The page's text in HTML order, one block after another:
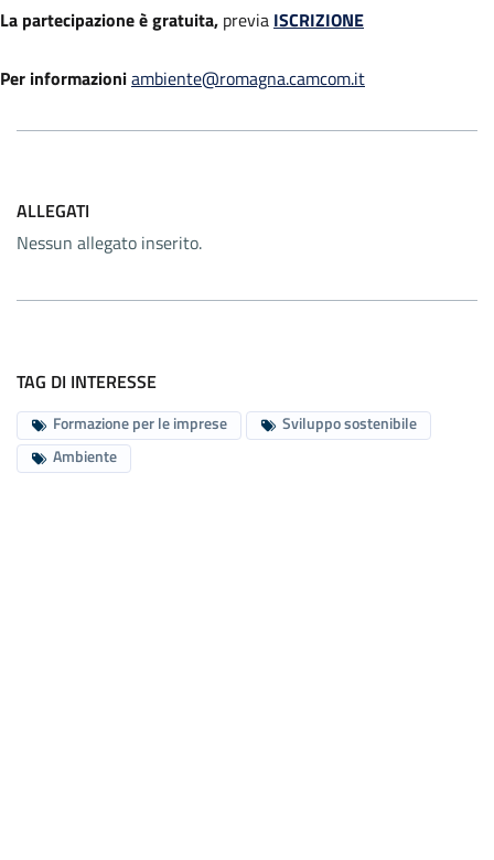
La partecipazione è gratuita, previa ISCRIZIONE
Per informazioniambiente@romagna.camcom.it
ALLEGATI
Nessun allegato inserito.
TAG DI INTERESSE
Formazione per le imprese
Sviluppo sostenibile
Ambiente